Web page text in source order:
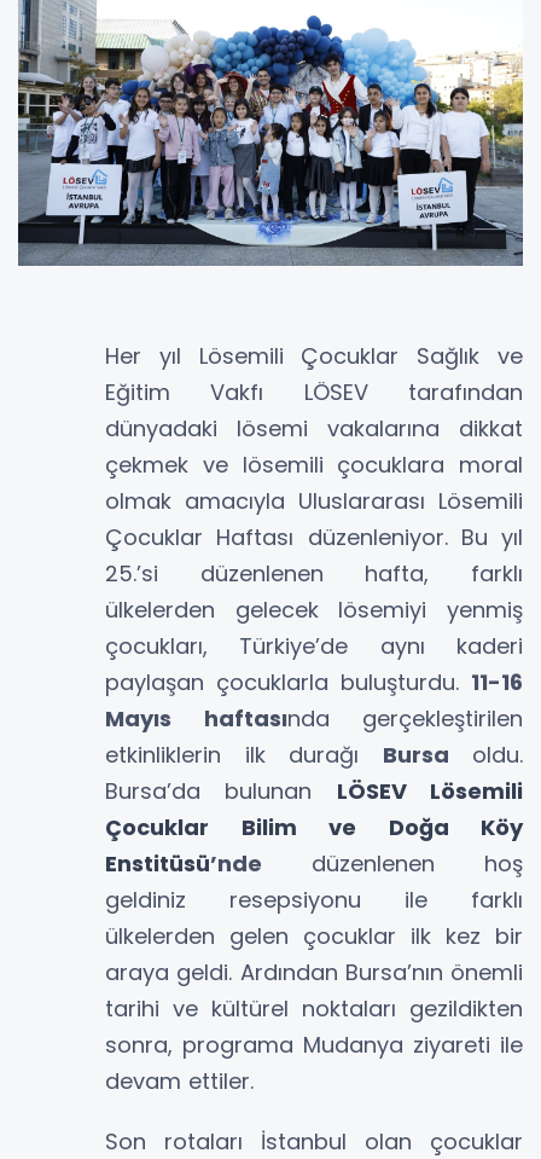
Her yıl Lösemili Çocuklar Sağlık ve
Eğitim Vakfı LÖSEV tarafından
dünyadaki lösemi vakalarına dikkat
çekmek ve lösemili çocuklara moral
olmak amacıyla Uluslararası Lösemili
Çocuklar Haftası düzenleniyor. Bu yıl
25.’si düzenlenen hafta, farklı
ülkelerden gelecek lösemiyi yenmiş
çocukları, Türkiye’de aynı kaderi
paylaşan çocuklarla buluşturdu. 11-16
Mayıs haftasında gerçekleştirilen
etkinliklerin ilk durağı Bursa oldu.
Bursa’da bulunan LÖSEV Lösemili
Çocuklar Bilim ve Doğa Köy
Enstitüsü’nde düzenlenen hoş
geldiniz resepsiyonu ile farklı
ülkelerden gelen çocuklar ilk kez bir
araya geldi. Ardından Bursa’nın önemli
tarihi ve kültürel noktaları gezildikten
sonra, programa Mudanya ziyareti ile
devam ettiler.
Son rotaları İstanbul olan çocuklar